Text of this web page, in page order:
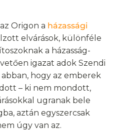
Origon a házassági
elvárások, különféle
a házasság-
igazat adok Szendi
hogy az emberek
– ki nem mondott,
ugranak bele
aztán egyszercsak
úgy van az.